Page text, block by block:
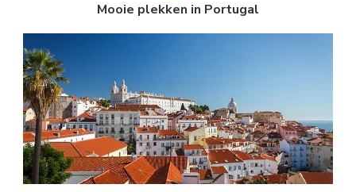
Mooie plekken in Portugal